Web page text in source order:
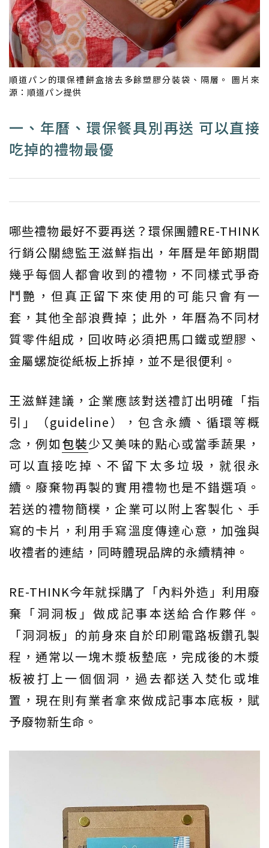
順道パン的環保禮餅盒捨去多餘塑膠分裝袋、隔層。 圖片來
源：順道パン提供
一、年曆、環保餐具別再送 可以直接
吃掉的禮物最優
哪些禮物最好不要再送？環保團體RE-THINK
行銷公關總監王滋鮮指出，年曆是年節期間
幾乎每個人都會收到的禮物，不同樣式爭奇
鬥艷，但真正留下來使用的可能只會有一
套，其他全部浪費掉；此外，年曆為不同材
質零件組成，回收時必須把馬口鐵或塑膠、
金屬螺旋從紙板上拆掉，並不是很便利。
王滋鮮建議，企業應該對送禮訂出明確「指
引」（guideline），包含永續、循環等概
念，例如包裝少又美味的點心或當季蔬果，
可以直接吃掉、不留下太多垃圾，就很永
續。廢棄物再製的實用禮物也是不錯選項。
若送的禮物簡樸，企業可以附上客製化、手
寫的卡片，利用手寫溫度傳達心意，加強與
收禮者的連結，同時體現品牌的永續精神。
RE-THINK今年就採購了「內料外造」利用廢
棄「洞洞板」做成記事本送給合作夥伴。
「洞洞板」的前身來自於印刷電路板鑽孔製
程，通常以一塊木漿板墊底，完成後的木漿
板被打上一個個洞，過去都送入焚化或堆
置，現在則有業者拿來做成記事本底板，賦
予廢物新生命。